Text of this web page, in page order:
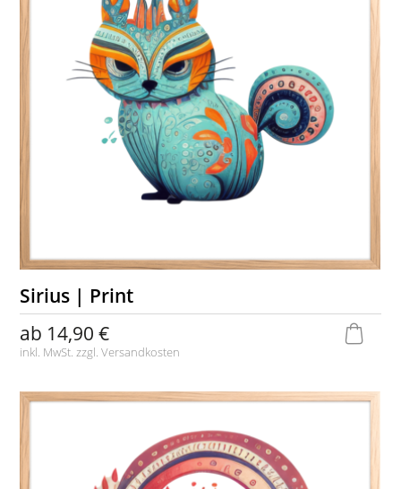
Sirius | Print
ab 14,90 €
inkl. MwSt. zzgl.Versandkosten